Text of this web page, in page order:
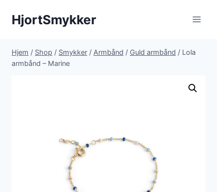
HjortSmykker
Hjem / Shop / Smykker / Armbånd / Guld armbånd / Lola
armbånd – Marine